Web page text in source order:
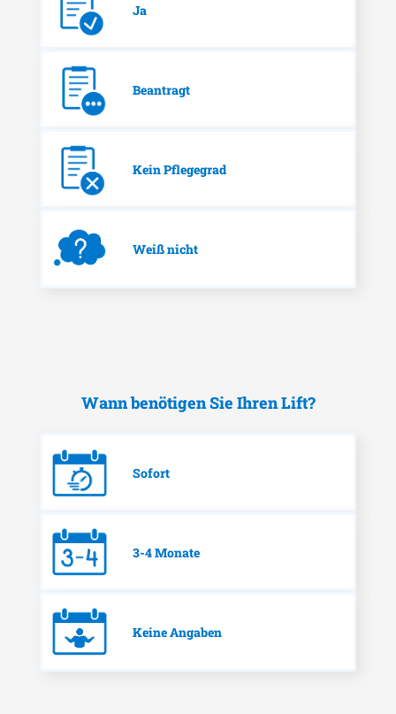
Ja
Beantragt
Kein Pflegegrad
Weiß nicht
Wann benötigen Sie Ihren Lift?
Sofort
3-4 Monate
Keine Angaben